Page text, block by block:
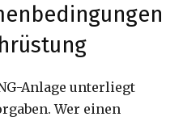
Anlage unterliegt
Wer einen